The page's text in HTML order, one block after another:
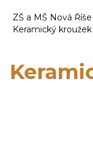
ZŠ a MŠ Nová Říše
Keramický kroužek